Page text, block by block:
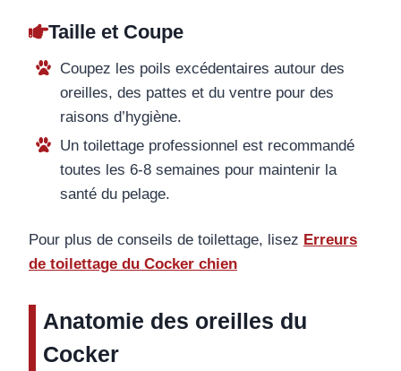
Taille et Coupe
Coupez les poils excédentaires autour des
oreilles, des pattes et du ventre pour des
raisons d’hygiène.
Un toilettage professionnel est recommandé
toutes les 6-8 semaines pour maintenir la
santé du pelage.
Pour plus de conseils de toilettage, lisez Erreurs
de toilettage du Cocker chien
Anatomie des oreilles du
Cocker